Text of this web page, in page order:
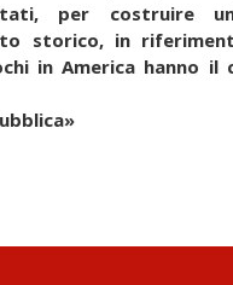
per costruire
storico, in
in America hanno il